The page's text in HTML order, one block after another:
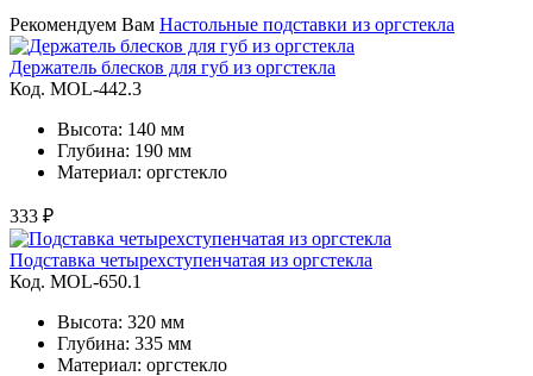
Рекомендуем Вам Настольные подставки из оргстекла
Держатель блесков для губ из оргстекла
Код. MOL-442.3
Высота: 140 мм
Глубина: 190 мм
Материал: оргстекло
333 ₽
Подставка четырехступенчатая из оргстекла
Код. MOL-650.1
Высота: 320 мм
Глубина: 335 мм
Материал: оргстекло